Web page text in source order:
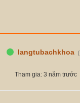
langtubachkhoa
Tham gia: 3 năm trước